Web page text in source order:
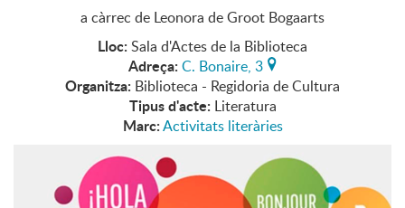
a càrrec de Leonora de Groot Bogaarts
Lloc: Sala d'Actes de la Biblioteca
Adreça: C. Bonaire, 3
Organitza: Biblioteca - Regidoria de Cultura
Tipus d'acte: Literatura
Marc:Activitats literàries